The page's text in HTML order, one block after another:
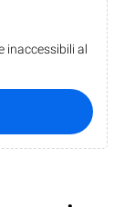
inaccessibili al